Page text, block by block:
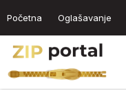
Početna Oglašavanje